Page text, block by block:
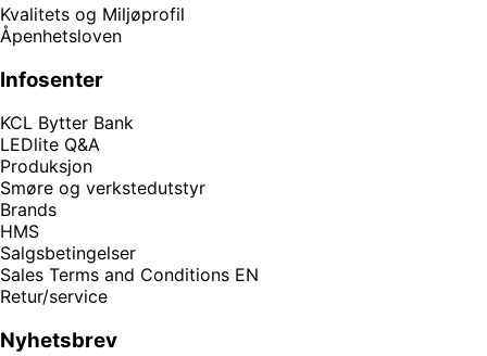
Kvalitets og Miljøprofil
Åpenhetsloven
Infosenter
KCL Bytter Bank
LEDlite Q&A
Produksjon
Smøre og verkstedutstyr
Brands
HMS
Salgsbetingelser
Sales Terms and Conditions EN
Retur/service
Nyhetsbrev